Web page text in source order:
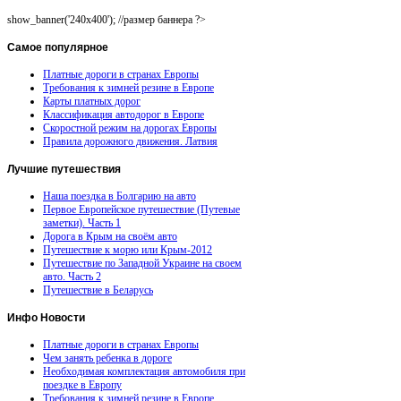
show_banner('240x400'); //размер баннера ?>
Самое популярное
Платные дороги в странах Европы
Требования к зимней резине в Европе
Карты платных дорог
Классификация автодорог в Европе
Скоростной режим на дорогах Европы
Правила дорожного движения. Латвия
Лучшие путешествия
Наша поездка в Болгарию на авто
Первое Европейское путешествие (Путевые
заметки). Часть 1
Дорога в Крым на своём авто
Путешествие к морю или Крым-2012
Путешествие по Западной Украине на своем
авто. Часть 2
Путешествие в Беларусь
Инфо Новости
Платные дороги в странах Европы
Чем занять ребенка в дороге
Необходимая комплектация автомобиля при
поездке в Европу
Требования к зимней резине в Европе